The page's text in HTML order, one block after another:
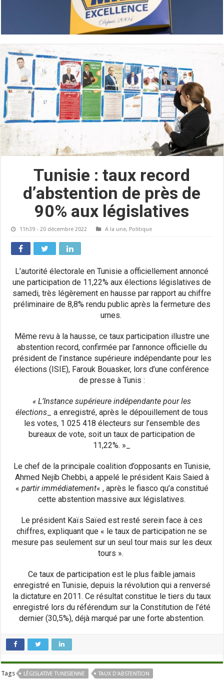
Tunisie : taux record
d’abstention de près de
90% aux législatives
11h39 - 20 décembre 2022 A la une, Politique
L’autorité électorale en Tunisie a officiellement annoncé
une participation de 11,22% aux élections législatives de
samedi, très légèrement en hausse par rapport au chiffre
préliminaire de 8,8% rendu public après la fermeture des
urnes.
Même revu à la hausse, ce taux participation illustre une
abstention record, confirmée par l’annonce officielle du
président de l’instance supérieure indépendante pour les
élections (ISIE), Farouk Bouasker, lors d’une conférence
de presse à Tunis :
« L’Instance supérieure indépendante pour les
élections _ a enregistré, après le dépouillement de tous
les votes, 1 025 418 électeurs sur l’ensemble des
bureaux de vote, soit un taux de participation de
11,22%. »_
Le chef de la principale coalition d’opposants en Tunisie,
Ahmed Nejib Chebbi, a appelé le président Kais Saied à
« partir immédiatement« , après le fiasco qu’a constitué
cette abstention massive aux législatives.
Le président Kaïs Saïed est resté serein face à ces
chiffres, expliquant que « le taux de participation ne se
mesure pas seulement sur un seul tour mais sur les deux
tours ».
Ce taux de participation est le plus faible jamais
enregistré en Tunisie, depuis la révolution qui a renversé
la dictature en 2011. Ce résultat constitue le tiers du taux
enregistré lors du référendum sur la Constitution de l’été
dernier (30,5%), déjà marqué par une forte abstention.
Tags LÉGISLATIVE TUNISIENNE TAUX D'ABSTENTION